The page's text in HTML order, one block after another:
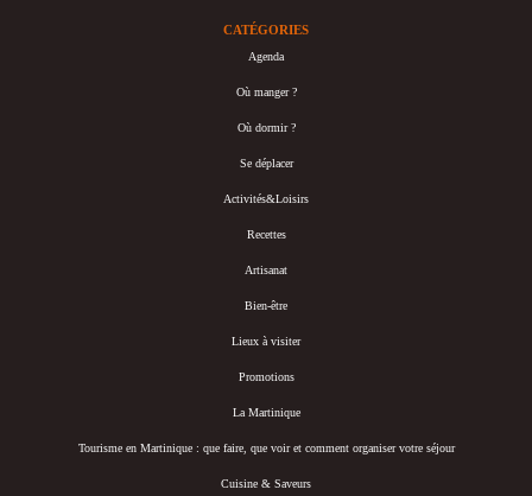
CATÉGORIES
Agenda
Où manger ?
Où dormir ?
Se déplacer
Activités&Loisirs
Recettes
Artisanat
Bien-être
Lieux à visiter
Promotions
La Martinique
Tourisme en Martinique : que faire, que voir et comment organiser votre séjour
Cuisine & Saveurs